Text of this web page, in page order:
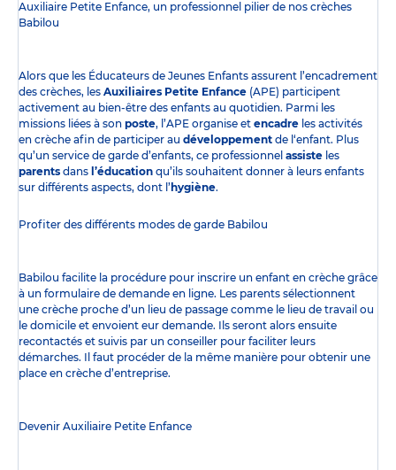
Auxiliaire Petite Enfance, un professionnel pilier de nos crèches
Babilou
Alors que les Éducateurs de Jeunes Enfants assurent l’encadrement
des crèches, les Auxiliaires Petite Enfance (APE) participent
activement au bien-être des enfants au quotidien. Parmi les
missions liées à son poste, l’APE organise et encadre les activités
en crèche afin de participer au développement de l‘enfant. Plus
qu’un service de garde d’enfants, ce professionnel assiste les
parents dans l’éducation qu’ils souhaitent donner à leurs enfants
sur différents aspects, dont l’ hygiène.
Profiter des différents modes de garde Babilou
Babilou facilite la procédure pour inscrire un enfant en crèche grâce
à un formulaire de demande en ligne. Les parents sélectionnent
une crèche proche d’un lieu de passage comme le lieu de travail ou
le domicile et envoient eur demande. Ils seront alors ensuite
recontactés et suivis par un conseiller pour faciliter leurs
démarches. Il faut procéder de la même manière pour obtenir une
place en crèche d’entreprise.
Devenir Auxiliaire Petite Enfance